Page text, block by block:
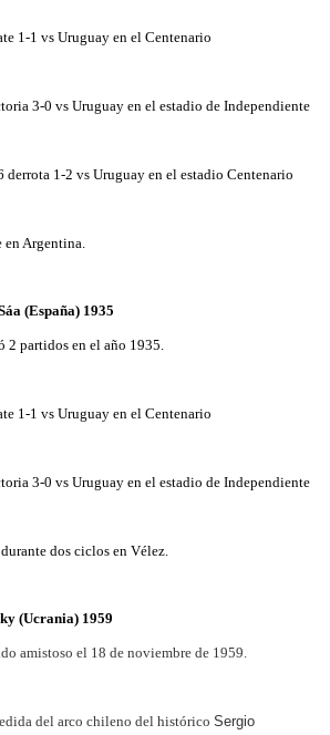
1-1 vs Uruguay en el Centenario
3-0 vs Uruguay en el estadio de Independiente
derrota 1-2 vs Uruguay en el estadio Centenario
en Argentina.
(España) 1935
2 partidos en el año 1935.
1-1 vs Uruguay en el Centenario
3-0 vs Uruguay en el estadio de Independiente
dos ciclos en Vélez.
(Ucrania) 1959
amistoso el 18 de noviembre de 1959.
del arco chileno del histórico Sergio